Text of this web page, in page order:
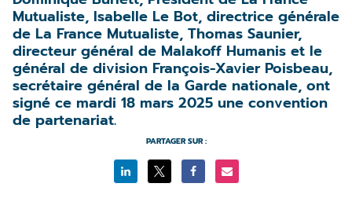
Mutualiste, Isabelle Le Bot, directrice générale
de La France Mutualiste, Thomas Saunier,
directeur général de Malakoff Humanis et le
général de division François-Xavier Poisbeau,
secrétaire général de la Garde nationale, ont
signé ce mardi 18 mars 2025 une convention
de partenariat.
PARTAGER SUR :